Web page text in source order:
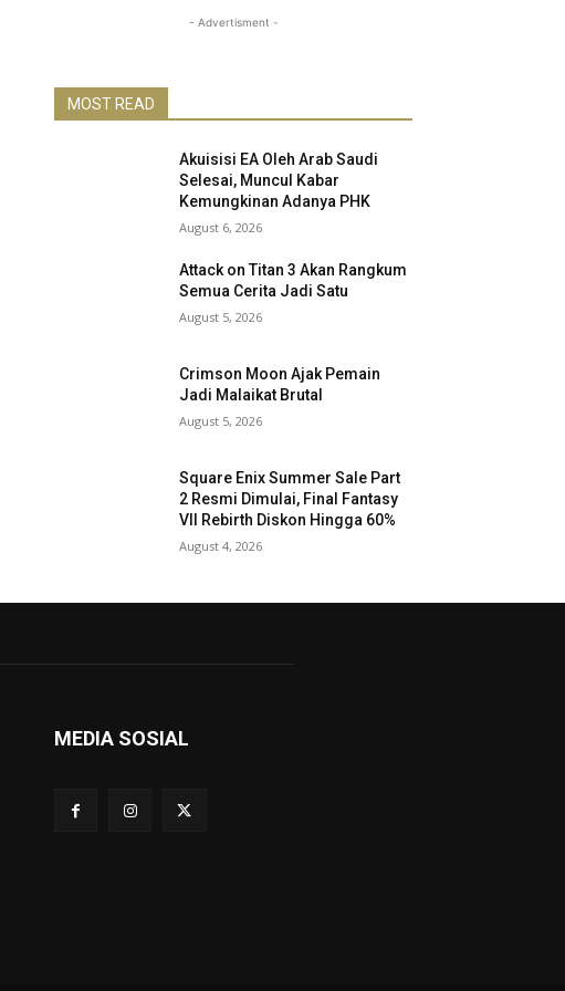
- Advertisment -
MOST READ
Akuisisi EA Oleh Arab Saudi
Selesai, Muncul Kabar
Kemungkinan Adanya PHK
August 6, 2026
Attack on Titan 3 Akan Rangkum
Semua Cerita Jadi Satu
August 5, 2026
Crimson Moon Ajak Pemain
Jadi Malaikat Brutal
August 5, 2026
Square Enix Summer Sale Part
2 Resmi Dimulai, Final Fantasy
VII Rebirth Diskon Hingga 60%
August 4, 2026
MEDIA SOSIAL